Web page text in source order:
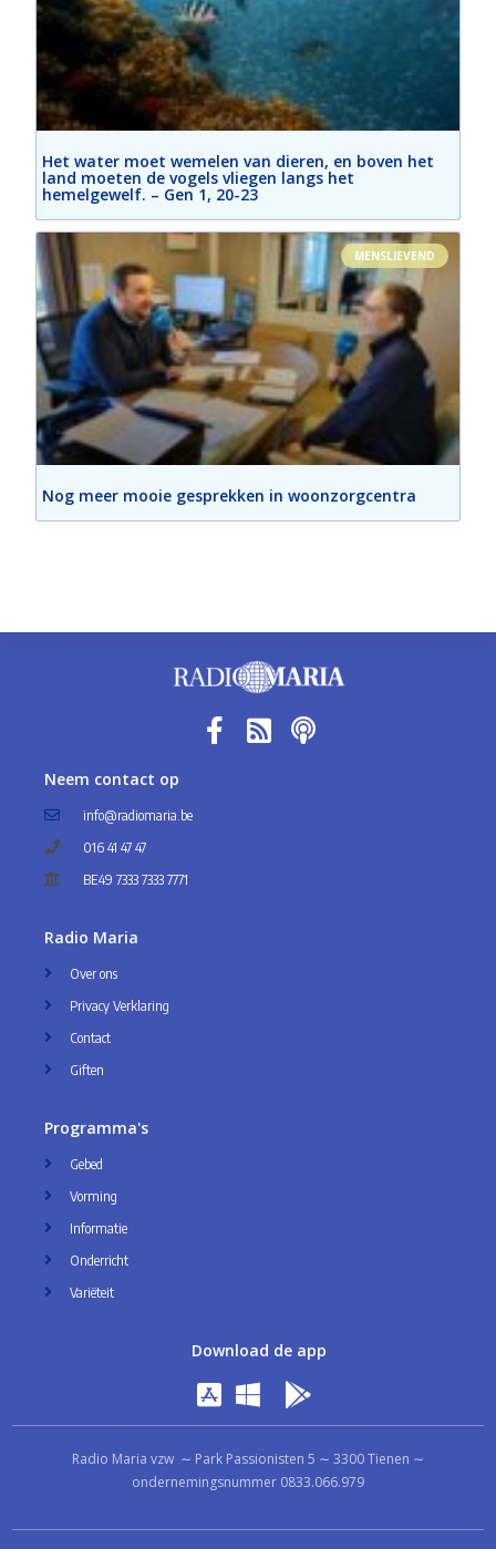
Het water moet wemelen van dieren, en boven het
land moeten de vogels vliegen langs het
hemelgewelf. – Gen 1, 20-23
MENSLIEVEND
Nog meer mooie gesprekken in woonzorgcentra
Neem contact op
info@radiomaria.be
016 41 47 47
BE49 7333 7333 7771
Radio Maria
Over ons
Privacy Verklaring
Contact
Giften
Programma's
Gebed
Vorming
Informatie
Onderricht
Variëteit
Download de app
Radio Maria vzw ∼ Park Passionisten 5 ∼ 3300 Tienen ∼
ondernemingsnummer 0833.066.979